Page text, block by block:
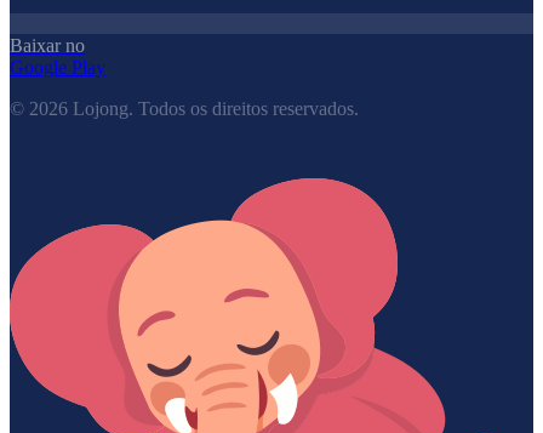
Baixar no
Google Play
© 2026 Lojong. Todos os direitos reservados.